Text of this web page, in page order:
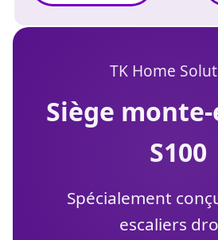
TK Home
siège monte-escalier
S100
Spécialement
escaliers